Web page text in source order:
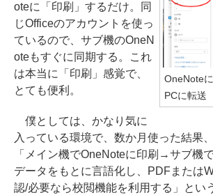
OneNote
PCに転送
oteに「印刷」するだけ。同
じOfficeのアカウントを使っ
ているので、サブ機のOneN
oteもすぐに同期する。これ
は本当に「印刷」感覚で、
とても便利。
僕としては、かなり気に
入っている環境で、数か月使った結果
「メイン機でOneNoteに印刷→サブ機
データをもとに言語化し、PDFまたは
認/必要なら校閲機能を利用する」とい